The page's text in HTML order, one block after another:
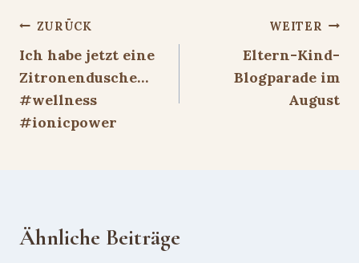
Beitragsnavigation
ZURÜCK
Ich habe jetzt eine
Zitronendusche…
#wellness
#ionicpower
WEITER
Eltern-Kind-
Blogparade im
August
Ähnliche Beiträge